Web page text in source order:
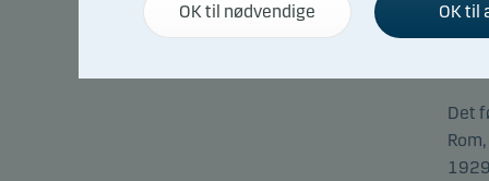
Det
OK til nødvendige OK til